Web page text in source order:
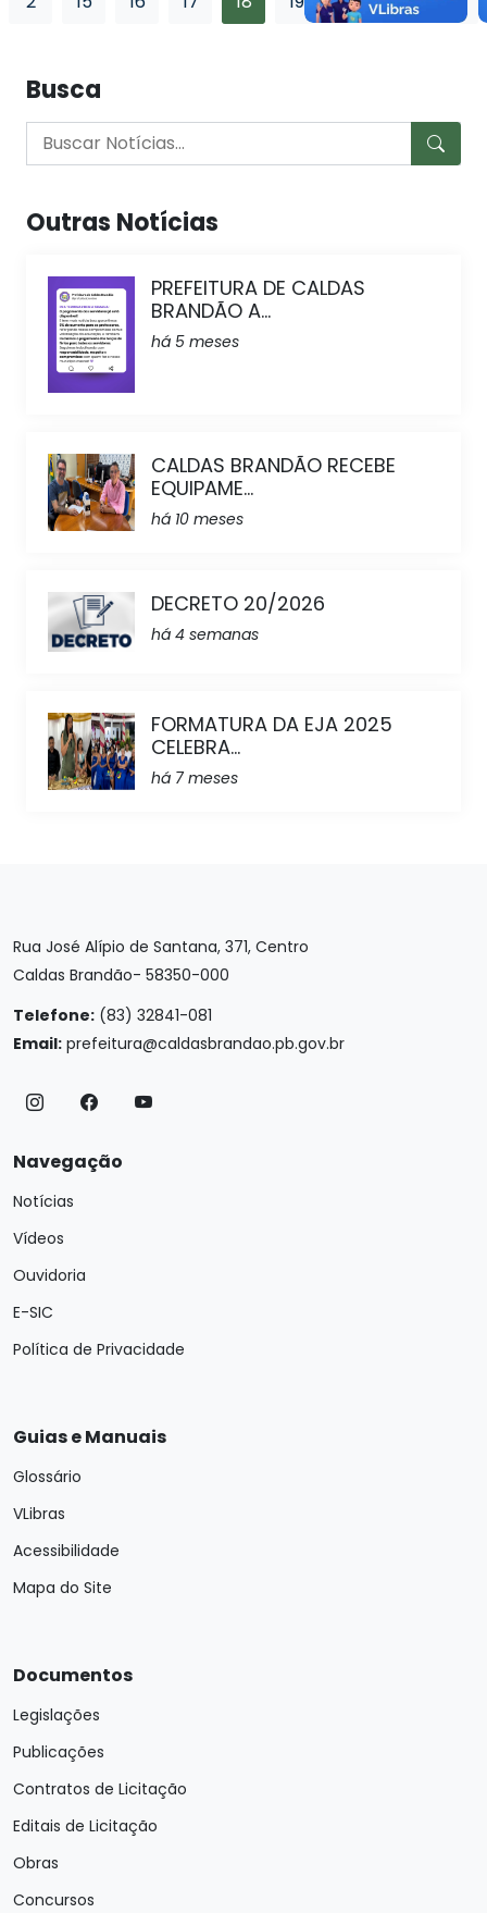
Busca
Outras Notícias
PREFEITURA DE CALDAS
BRANDÃO A...
há 5 meses
CALDAS BRANDÃO RECEBE
EQUIPAME...
há 10 meses
DECRETO 20/2026
há 4 semanas
FORMATURA DA EJA 2025
CELEBRA...
há 7 meses
Rua José Alípio de Santana, 371, Centro
Caldas Brandão- 58350-000
Telefone: (83) 32841-081
Email: prefeitura@caldasbrandao.pb.gov.br
Navegação
Notícias
Vídeos
Ouvidoria
E-SIC
Política de Privacidade
Guias e Manuais
Glossário
VLibras
Acessibilidade
Mapa do Site
Documentos
Legislações
Publicações
Contratos de Licitação
Editais de Licitação
Obras
Concursos